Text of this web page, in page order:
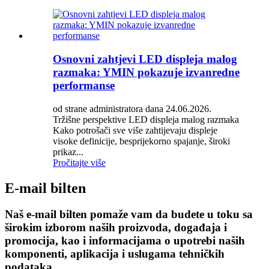
Osnovni zahtjevi LED displeja malog
razmaka: YMIN pokazuje izvanredne
performanse
od strane administratora dana 24.06.2026.
Tržišne perspektive LED displeja malog razmaka
Kako potrošači sve više zahtijevaju displeje
visoke definicije, besprijekorno spajanje, široki
prikaz...
Pročitajte više
E-mail bilten
Naš e-mail bilten pomaže vam da budete u toku sa
širokim izborom naših proizvoda, događaja i
promocija, kao i informacijama o upotrebi naših
komponenti, aplikacija i uslugama tehničkih